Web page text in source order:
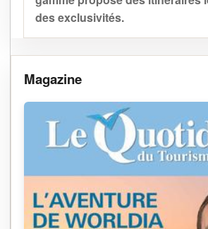
des exclusivités.
Magazine